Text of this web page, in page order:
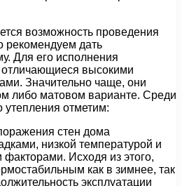
возможность проведения
рекомендуем дать
Для его исполнения
высокими
Значительно чаще, они
либо матовом варианте. Среди
отметим:
стен дома
низкой температурой и
Исходя из этого,
как в зимнее, так
эксплуатации